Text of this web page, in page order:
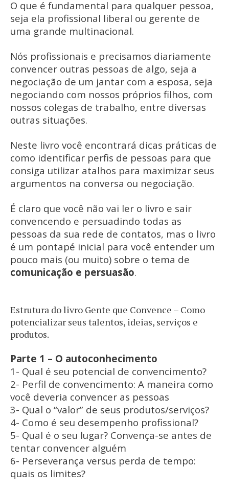
O que é fundamental para qualquer pessoa,
seja ela profissional liberal ou gerente de
uma grande multinacional.
Nós profissionais e precisamos diariamente
convencer outras pessoas de algo, seja a
negociação de um jantar com a esposa, seja
negociando com nossos próprios filhos, com
nossos colegas de trabalho, entre diversas
outras situações.
Neste livro você encontrará dicas práticas de
como identificar perfis de pessoas para que
consiga utilizar atalhos para maximizar seus
argumentos na conversa ou negociação.
É claro que você não vai ler o livro e sair
convencendo e persuadindo todas as
pessoas da sua rede de contatos, mas o livro
é um pontapé inicial para você entender um
pouco mais (ou muito) sobre o tema de
comunicação e persuasão.
Estrutura do livro Gente que Convence – Como
potencializar seus talentos, ideias, serviços e
produtos.
Parte 1 – O autoconhecimento
1- Qual é seu potencial de convencimento?
2- Perfil de convencimento: A maneira como
você deveria convencer as pessoas
3- Qual o “valor” de seus produtos/serviços?
4- Como é seu desempenho profissional?
5- Qual é o seu lugar? Convença-se antes de
tentar convencer alguém
6- Perseverança versus perda de tempo:
quais os limites?